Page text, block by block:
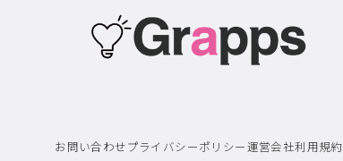
お問い合わせプライバシーポリシー運営会社利用規約